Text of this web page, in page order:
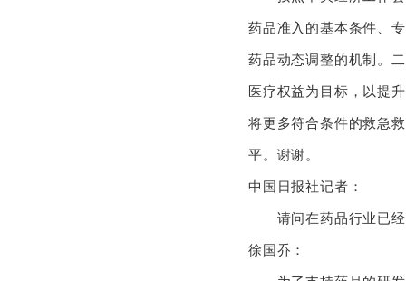
药品准入的基本条件、
药品动态调整的机制。
医疗权益为目标，以提
将更多符合条件的救急
平。谢谢。
中国日报社记者：
请问在药品行业已经
徐国乔：